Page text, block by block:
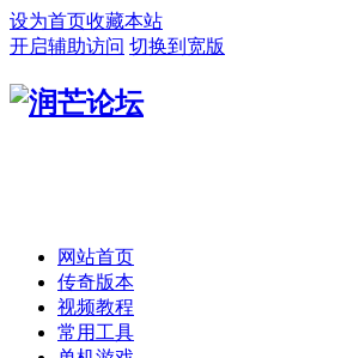
设为首页收藏本站
开启辅助访问 切换到宽版
网站首页
传奇版本
视频教程
常用工具